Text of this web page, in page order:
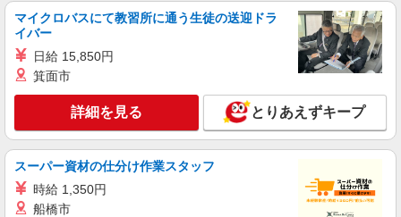
キープ 詳細を見る
アルバイト パート
ピザハット 千葉店
ピザの宅配／デリバリー・配達
時給1,200円以上 平日 時給1,200円以上 土日・
祝日 時給1,200円以上 高校生 時給1,200円以上
千葉県千葉市中央区新宿2-9-7 結城野ビル1F
キープ 詳細を見る
マイクロバスにて教習所に通う生徒の送迎ドラ
イバー
日給 15,850円
箕面市
詳細を見る とりあえずキープ
スーパー資材の仕分け作業スタッフ
時給 1,350円
船橋市